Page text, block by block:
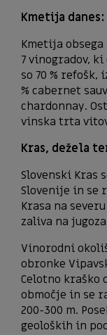
Kmetija danes:
Kmetija
7 vinogradov,
so 70 %
% cabernet
chardonnay.
vinska trta
Kras, dežela
Slovenski Kras
Slovenije in se
Krasa na
zaliva na
Vinorodni
obronke
Celotno kraško
območje in se
200-300 m.
geoloških in